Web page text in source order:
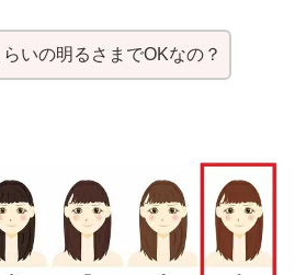
いの明るさまでOKなの？